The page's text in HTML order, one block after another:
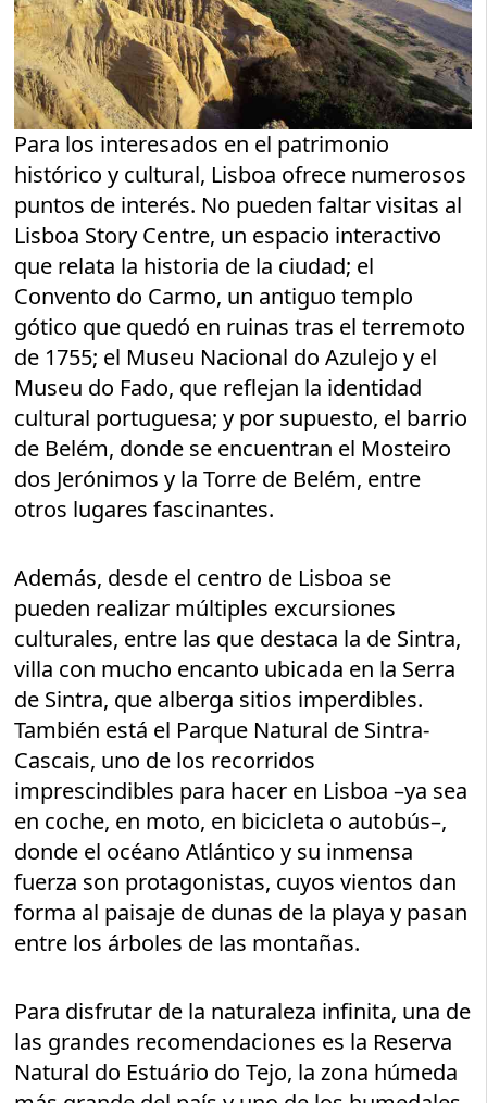
Para los interesados en el patrimonio
histórico y cultural, Lisboa ofrece numerosos
puntos de interés. No pueden faltar visitas al
Lisboa Story Centre, un espacio interactivo
que relata la historia de la ciudad; el
Convento do Carmo, un antiguo templo
gótico que quedó en ruinas tras el terremoto
de 1755; el Museu Nacional do Azulejo y el
Museu do Fado, que reflejan la identidad
cultural portuguesa; y por supuesto, el barrio
de Belém, donde se encuentran el Mosteiro
dos Jerónimos y la Torre de Belém, entre
otros lugares fascinantes.
Además, desde el centro de Lisboa se
pueden realizar múltiples excursiones
culturales, entre las que destaca la de Sintra,
villa con mucho encanto ubicada en la Serra
de Sintra, que alberga sitios imperdibles.
También está el Parque Natural de Sintra-
Cascais, uno de los recorridos
imprescindibles para hacer en Lisboa –ya sea
en coche, en moto, en bicicleta o autobús–,
donde el océano Atlántico y su inmensa
fuerza son protagonistas, cuyos vientos dan
forma al paisaje de dunas de la playa y pasan
entre los árboles de las montañas.
Para disfrutar de la naturaleza infinita, una de
las grandes recomendaciones es la Reserva
Natural do Estuário do Tejo, la zona húmeda